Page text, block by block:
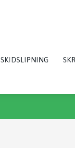
SKIDSLIPNING